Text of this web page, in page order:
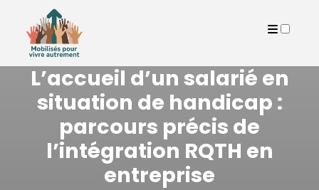
L’accueil d’un salarié en
situation de handicap :
parcours précis de
l’intégration RQTH en
entreprise